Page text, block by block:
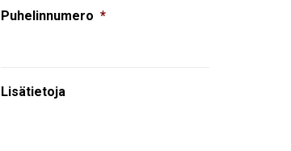
Puhelinnumero *
Lisätietoja